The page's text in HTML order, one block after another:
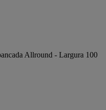
Allround - Largura 100